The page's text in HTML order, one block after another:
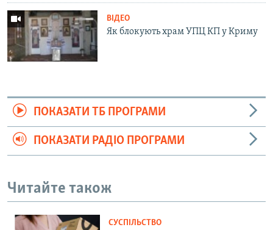
ВІДЕО
Як блокують храм УПЦ КП у Криму
ПОКАЗАТИ ТБ ПРОГРАМИ
ПОКАЗАТИ РАДІО ПРОГРАМИ
Читайте також
СУСПІЛЬСТВО